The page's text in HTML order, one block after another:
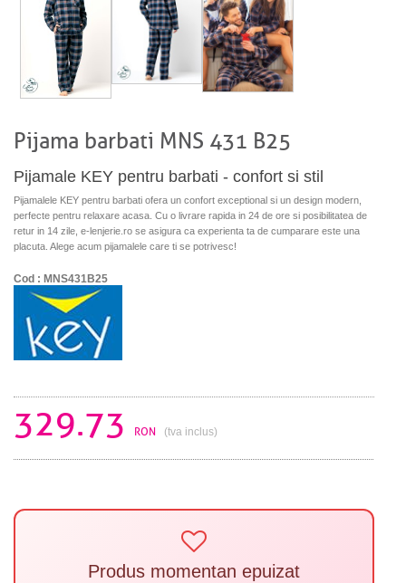
Pijama barbati MNS 431 B25
Pijamale KEY pentru barbati - confort si stil
Pijamalele KEY pentru barbati ofera un confort exceptional si un design modern,
perfecte pentru relaxare acasa. Cu o livrare rapida in 24 de ore si posibilitatea de
retur in 14 zile, e-lenjerie.ro se asigura ca experienta ta de cumparare este una
placuta. Alege acum pijamalele care ti se potrivesc!
Cod : MNS431B25
329.73 RON (tva inclus)
Produs momentan epuizat